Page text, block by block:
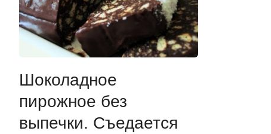
Шоколадное
пирожное без
выпечки. Съедается